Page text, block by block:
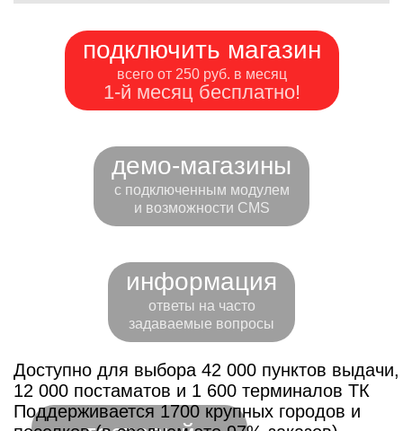
подключить магазин
всего от 250 руб. в месяц
1-й месяц бесплатно!
демо-магазины
с подключенным модулем
и возможности CMS
информация
ответы на часто
задаваемые вопросы
Доступно для выбора 42 000 пунктов выдачи,
12 000 постаматов и 1 600 терминалов ТК
Поддерживается 1700 крупных городов и